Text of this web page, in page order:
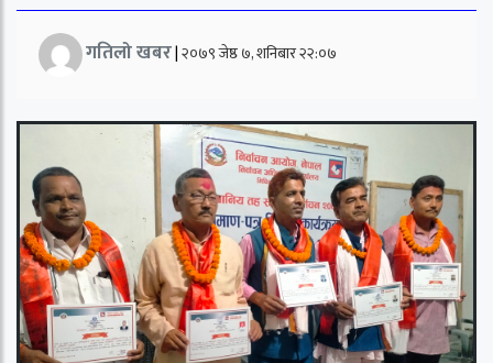
गतिलो खबर|२०७९ जेष्ठ ७, शनिबार २२:०७